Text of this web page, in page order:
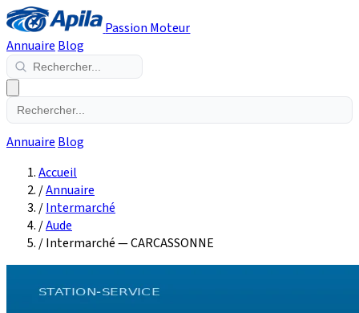
Passion Moteur
Annuaire Blog
Annuaire Blog
Accueil
/Annuaire
/Intermarché
/Aude
/Intermarché — CARCASSONNE